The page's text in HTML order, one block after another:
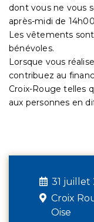
dont vous ne vous
après-midi de
Les vêtements
bénévoles.
Lorsque vous
contribuez au
Croix-Rouge telles
aux personnes en
31 juillet
Croix
Oise